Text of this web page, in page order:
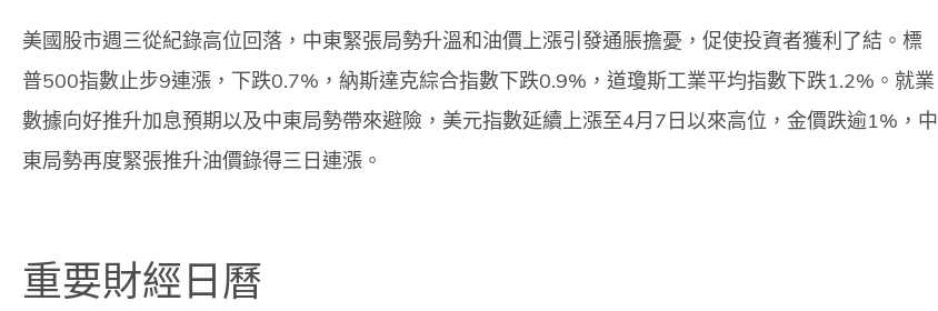
美國股市週三從紀錄高位回落，中東緊張局勢升溫和油價上漲引發通脹擔憂，促使投資者獲利了結。標
普500指數止步9連漲，下跌0.7%，納斯達克綜合指數下跌0.9%，道瓊斯工業平均指數下跌1.2%。就業
數據向好推升加息預期以及中東局勢帶來避險，美元指數延續上漲至4月7日以來高位，金價跌逾1%，中
東局勢再度緊張推升油價錄得三日連漲。
重要財經日曆